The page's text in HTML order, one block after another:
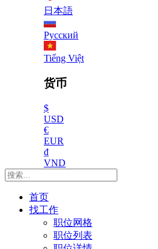
日本語
Русский
Tiếng Việt
货币
$
USD
€
EUR
₫
VND
首页
找工作
职位网格
职位列表